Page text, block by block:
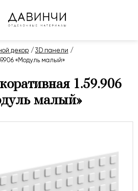
декор
3D панели
«Модуль малый»
1.59.906
малый»